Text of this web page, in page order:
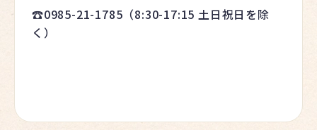
☎️0985-21-1785（8:30-17:15 土日祝日を除
く）